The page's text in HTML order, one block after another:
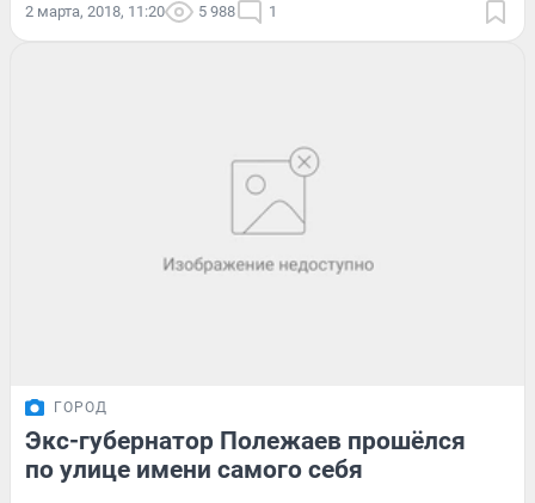
2 марта, 2018, 11:20 5 988 1
ГОРОД
Экс-губернатор Полежаев прошёлся
по улице имени самого себя